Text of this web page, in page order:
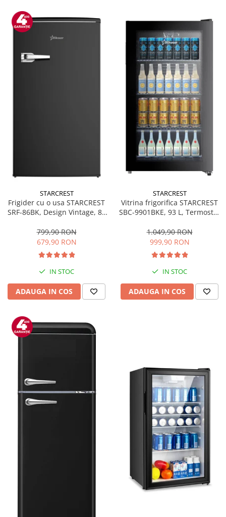
STARCREST
Frigider cu o usa STARCREST
SRF-86BK, Design Vintage, 85
interioara, H 84 cm, Negru
799,90 RON
679,90 RON
IN STOC
ADAUGA IN COS
STARCREST
Vitrina frigorifica STARCREST
SBC-9901BKE, 93 L, Termostat
sticla, H 84.5 cm, Negru
1.049,90 RON
999,90 RON
IN STOC
ADAUGA IN COS